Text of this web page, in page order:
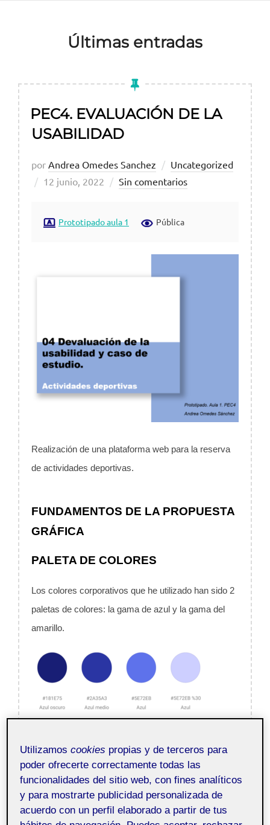
el
Últimas entradas
PEC4. EVALUACIÓN DE LA
USABILIDAD
por Andrea Omedes Sanchez
Uncategorized
Publicado
12 junio, 2022 Sin comentarios
Prototipado aula 1 Pública
Realización de una plataforma web para la reserva
de actividades deportivas.
FUNDAMENTOS DE LA PROPUESTA
GRÁFICA
PALETA DE COLORES
Los colores corporativos que he utilizado han sido 2
paletas de colores: la gama de azul y la gama del
amarillo.
Por otro lado nos encontraremos los colores
Utilizamoscookies propias y de terceros para
poder ofrecerte correctamente todas las
funcionalidades del sitio web, con fines analíticos
y para mostrarte publicidad personalizada de
acuerdo con un perfil elaborado a partir de tus